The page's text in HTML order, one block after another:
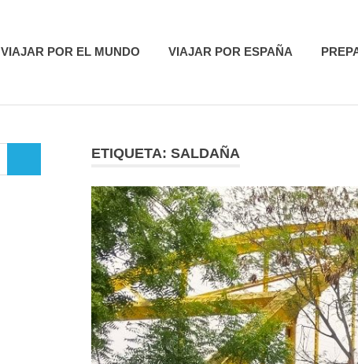
VIAJAR POR EL MUNDO VIAJAR POR ESPAÑA
ETIQUETA: SALDAÑA